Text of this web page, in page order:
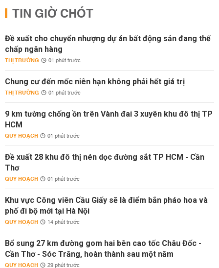
TIN GIỜ CHÓT
Đề xuất cho chuyển nhượng dự án bất động sản đang thế
chấp ngân hàng
THỊ TRƯỜNG 01 phút trước
Chung cư đến mốc niên hạn không phải hết giá trị
THỊ TRƯỜNG 01 phút trước
9 km tường chống ồn trên Vành đai 3 xuyên khu đô thị TP
HCM
QUY HOẠCH 01 phút trước
Đề xuất 28 khu đô thị nén dọc đường sắt TP HCM - Cần
Thơ
QUY HOẠCH 01 phút trước
Khu vực Công viên Cầu Giấy sẽ là điểm bắn pháo hoa và
phố đi bộ mới tại Hà Nội
QUY HOẠCH 14 phút trước
Bổ sung 27 km đường gom hai bên cao tốc Châu Đốc -
Cần Thơ - Sóc Trăng, hoàn thành sau một năm
QUY HOẠCH 29 phút trước